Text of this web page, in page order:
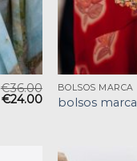
€36.00
€24.00
BOLSOS MARCA
bolsos marca